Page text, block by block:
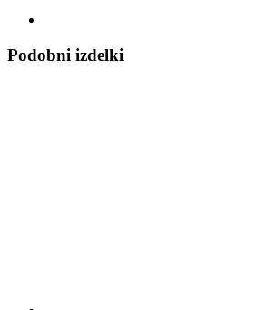
Podobni izdelki